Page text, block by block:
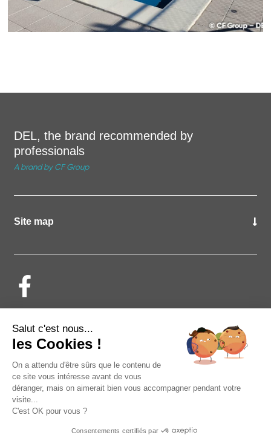
DEL, the brand recommended by
professionals
A brand by CF Group
Site map
Find your swimming pool specialist
Salut c'est nous...
les Cookies !
On a attendu d'être sûrs que le contenu de
ce site vous intéresse avant de vous
déranger, mais on aimerait bien vous accompagner pendant votre
visite...
C'est OK pour vous ?
Consentements certifiés par